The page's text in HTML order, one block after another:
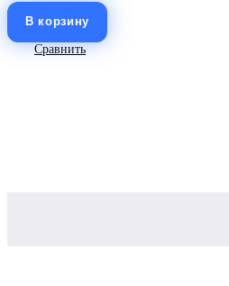
Сравнить